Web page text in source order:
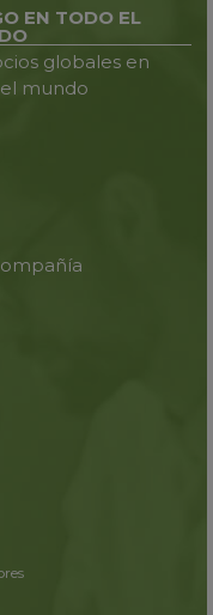
EN TODO EL
globales en
el mundo